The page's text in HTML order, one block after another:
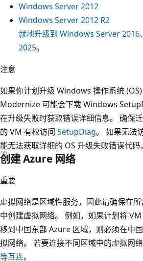
Windows Server 2012
Windows Server 2012 R2
就地升级到 Windows Server 2016
2025。
注意
如果你计划升级 Windows 操作系统
Modernize 可能会下载 Windows
在升级失败时获取错误详细信息。 确保
的 VM 有权访问 SetupDiag。 如果无法
能无法获取详细的 OS 升级失败错误代码
创建 Azure 网络
重要
虚拟网络是区域性服务，因此请确保在
中创建虚拟网络。 例如，如果计划将
移到中国东部 Azure 区域，则必须在中
拟网络。 若要连接不同区域中的虚拟网
等互连。